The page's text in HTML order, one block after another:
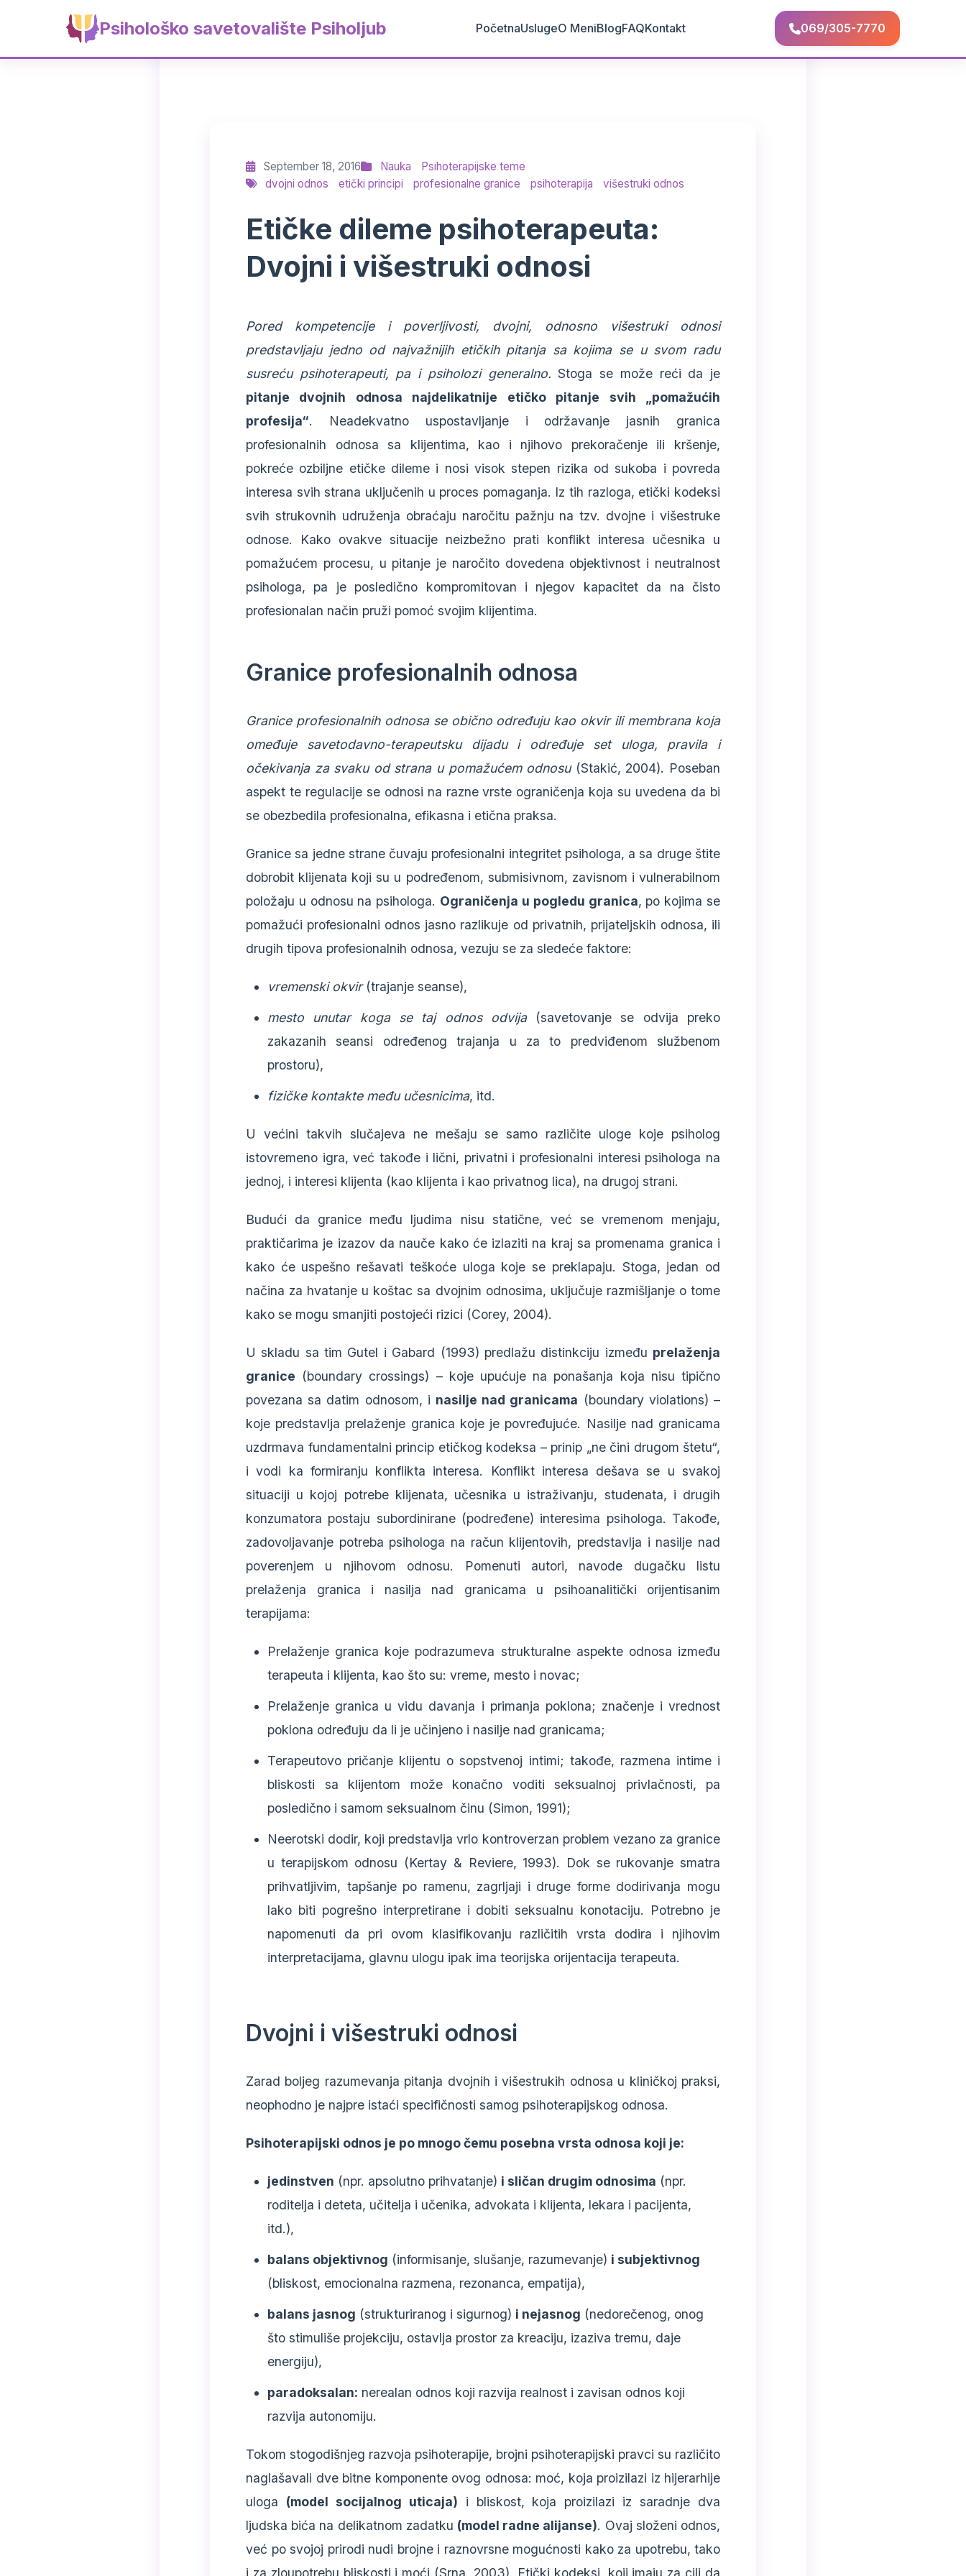
Psihološko savetovalište Psiholjub PočetnaUslugeO MeniBlogFAQKontakt 069/305-7770
September 18, 2016 Nauka
Psihoterapijske teme
dvojni odnos
etički principi profesionalne granice psihoterapija višestruki odnos
Etičke dileme psihoterapeuta:
Dvojni i višestruki odnosi
Pored kompetencije i poverljivosti, dvojni, odnosno višestruki odnosi
predstavljaju jedno od najvažnijih etičkih pitanja sa kojima se u svom radu
susreću psihoterapeuti, pa i psiholozi generalno. Stoga se može reći da je
pitanje dvojnih odnosa najdelikatnije etičko pitanje svih „pomažućih
profesija“. Neadekvatno uspostavljanje i održavanje jasnih granica
profesionalnih odnosa sa klijentima, kao i njihovo prekoračenje ili kršenje,
pokreće ozbiljne etičke dileme i nosi visok stepen rizika od sukoba i povreda
interesa svih strana uključenih u proces pomaganja. Iz tih razloga, etički kodeksi
svih strukovnih udruženja obraćaju naročitu pažnju na tzv. dvojne i višestruke
odnose. Kako ovakve situacije neizbežno prati konflikt interesa učesnika u
pomažućem procesu, u pitanje je naročito dovedena objektivnost i neutralnost
psihologa, pa je posledično kompromitovan i njegov kapacitet da na čisto
profesionalan način pruži pomoć svojim klijentima.
Granice profesionalnih odnosa
Granice profesionalnih odnosa se obično određuju kao okvir ili membrana koja
omeđuje savetodavno-terapeutsku dijadu i određuje set uloga, pravila i
očekivanja za svaku od strana u pomažućem odnosu(Stakić, 2004). Poseban
aspekt te regulacije se odnosi na razne vrste ograničenja koja su uvedena da bi
se obezbedila profesionalna, efikasna i etična praksa.
Granice sa jedne strane čuvaju profesionalni integritet psihologa, a sa druge štite
dobrobit klijenata koji su u podređenom, submisivnom, zavisnom i vulnerabilnom
položaju u odnosu na psihologa. Ograničenja u pogledu granica, po kojima se
pomažući profesionalni odnos jasno razlikuje od privatnih, prijateljskih odnosa, ili
drugih tipova profesionalnih odnosa, vezuju se za sledeće faktore:
vremenski okvir(trajanje seanse),
mesto unutar koga se taj odnos odvija(savetovanje se odvija preko
zakazanih seansi određenog trajanja u za to predviđenom službenom
prostoru),
fizičke kontakte među učesnicima, itd.
U većini takvih slučajeva ne mešaju se samo različite uloge koje psiholog
istovremeno igra, već takođe i lični, privatni i profesionalni interesi psihologa na
jednoj, i interesi klijenta (kao klijenta i kao privatnog lica), na drugoj strani.
Budući da granice među ljudima nisu statične, već se vremenom menjaju,
praktičarima je izazov da nauče kako će izlaziti na kraj sa promenama granica i
kako će uspešno rešavati teškoće uloga koje se preklapaju. Stoga, jedan od
načina za hvatanje u koštac sa dvojnim odnosima, uključuje razmišljanje o tome
kako se mogu smanjiti postojeći rizici (Corey, 2004).
U skladu sa tim Gutel i Gabard (1993) predlažu distinkciju između prelaženja
granice (boundary crossings) – koje upućuje na ponašanja koja nisu tipično
povezana sa datim odnosom, i nasilje nad granicama (boundary violations) –
koje predstavlja prelaženje granica koje je povređujuće. Nasilje nad granicama
uzdrmava fundamentalni princip etičkog kodeksa – prinip „ne čini drugom štetu“,
i vodi ka formiranju konflikta interesa. Konflikt interesa dešava se u svakoj
situaciji u kojoj potrebe klijenata, učesnika u istraživanju, studenata, i drugih
konzumatora postaju subordinirane (podređene) interesima psihologa. Takođe,
zadovoljavanje potreba psihologa na račun klijentovih, predstavlja i nasilje nad
poverenjem u njihovom odnosu. Pomenuti autori, navode dugačku listu
prelaženja granica i nasilja nad granicama u psihoanalitički orijentisanim
terapijama:
Prelaženje granica koje podrazumeva strukturalne aspekte odnosa između
terapeuta i klijenta, kao što su: vreme, mesto i novac;
Prelaženje granica u vidu davanja i primanja poklona; značenje i vrednost
poklona određuju da li je učinjeno i nasilje nad granicama;
Terapeutovo pričanje klijentu o sopstvenoj intimi; takođe, razmena intime i
bliskosti sa klijentom može konačno voditi seksualnoj privlačnosti, pa
posledično i samom seksualnom činu (Simon, 1991);
Neerotski dodir, koji predstavlja vrlo kontroverzan problem vezano za granice
u terapijskom odnosu (Kertay & Reviere, 1993). Dok se rukovanje smatra
prihvatljivim, tapšanje po ramenu, zagrljaji i druge forme dodirivanja mogu
lako biti pogrešno interpretirane i dobiti seksualnu konotaciju. Potrebno je
napomenuti da pri ovom klasifikovanju različitih vrsta dodira i njihovim
interpretacijama, glavnu ulogu ipak ima teorijska orijentacija terapeuta.
Dvojni i višestruki odnosi
Zarad boljeg razumevanja pitanja dvojnih i višestrukih odnosa u kliničkoj praksi,
neophodno je najpre istaći specifičnosti samog psihoterapijskog odnosa.
Psihoterapijski odnos je po mnogo čemu posebna vrsta odnosa koji je:
jedinstven (npr. apsolutno prihvatanje) i sličan drugim odnosima (npr.
roditelja i deteta, učitelja i učenika, advokata i klijenta, lekara i pacijenta,
itd.),
balans objektivnog (informisanje, slušanje, razumevanje) i subjektivnog
(bliskost, emocionalna razmena, rezonanca, empatija),
balans jasnog (strukturiranog i sigurnog) i nejasnog (nedorečenog, onog
što stimuliše projekciju, ostavlja prostor za kreaciju, izaziva tremu, daje
energiju),
paradoksalan: nerealan odnos koji razvija realnost i zavisan odnos koji
razvija autonomiju.
Tokom stogodišnjeg razvoja psihoterapije, brojni psihoterapijski pravci su različito
naglašavali dve bitne komponente ovog odnosa: moć, koja proizilazi iz hijerarhije
uloga (model socijalnog uticaja) i bliskost, koja proizilazi iz saradnje dva
ljudska bića na delikatnom zadatku (model radne alijanse). Ovaj složeni odnos,
već po svojoj prirodi nudi brojne i raznovrsne mogućnosti kako za upotrebu, tako
i za zloupotrebu bliskosti i moći (Srna, 2003). Etički kodeksi, koji imaju za cilj da